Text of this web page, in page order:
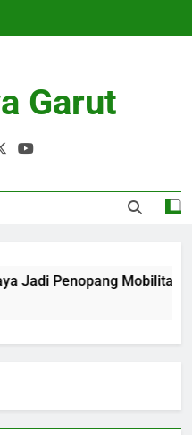
Garut
Jadi Penopang Mobilitas